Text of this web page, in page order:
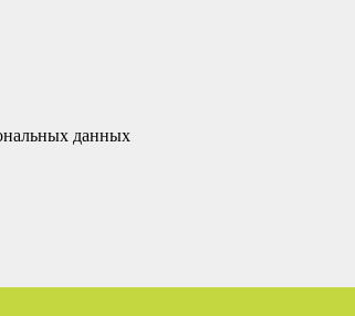
данных